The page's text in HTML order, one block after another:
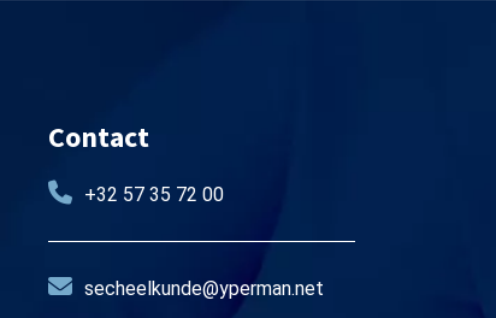
Contact
+32 57 35 72 00
secheelkunde@yperman.net